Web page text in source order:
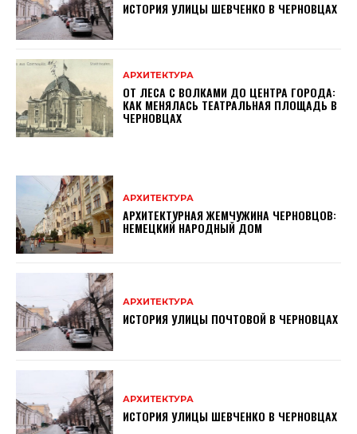
ИСТОРИЯ УЛИЦЫ ШЕВЧЕНКО В ЧЕРНОВЦАХ
АРХИТЕКТУРА
ОТ ЛЕСА С ВОЛКАМИ ДО ЦЕНТРА ГОРОДА:
КАК МЕНЯЛАСЬ ТЕАТРАЛЬНАЯ ПЛОЩАДЬ В
ЧЕРНОВЦАХ
АРХИТЕКТУРА
АРХИТЕКТУРНАЯ ЖЕМЧУЖИНА ЧЕРНОВЦОВ:
НЕМЕЦКИЙ НАРОДНЫЙ ДОМ
АРХИТЕКТУРА
ИСТОРИЯ УЛИЦЫ ПОЧТОВОЙ В ЧЕРНОВЦАХ
АРХИТЕКТУРА
ИСТОРИЯ УЛИЦЫ ШЕВЧЕНКО В ЧЕРНОВЦАХ